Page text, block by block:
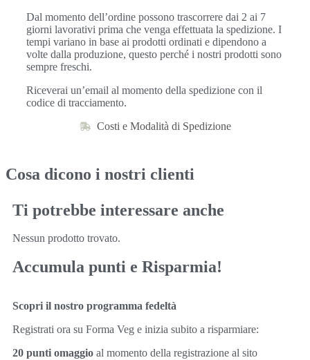
Dal momento dell’ordine possono trascorrere dai 2 ai 7
giorni lavorativi prima che venga effettuata la spedizione. I
tempi variano in base ai prodotti ordinati e dipendono a
volte dalla produzione, questo perché i nostri prodotti sono
sempre freschi.
Riceverai un’email al momento della spedizione con il
codice di tracciamento.
Costi e Modalità di Spedizione
Cosa dicono i nostri clienti
Ti potrebbe interessare anche
Nessun prodotto trovato.
Accumula punti e Risparmia!
Scopri il nostro programma fedeltà
Registrati ora su Forma Veg e inizia subito a risparmiare:
20 punti omaggio al momento della registrazione al sito